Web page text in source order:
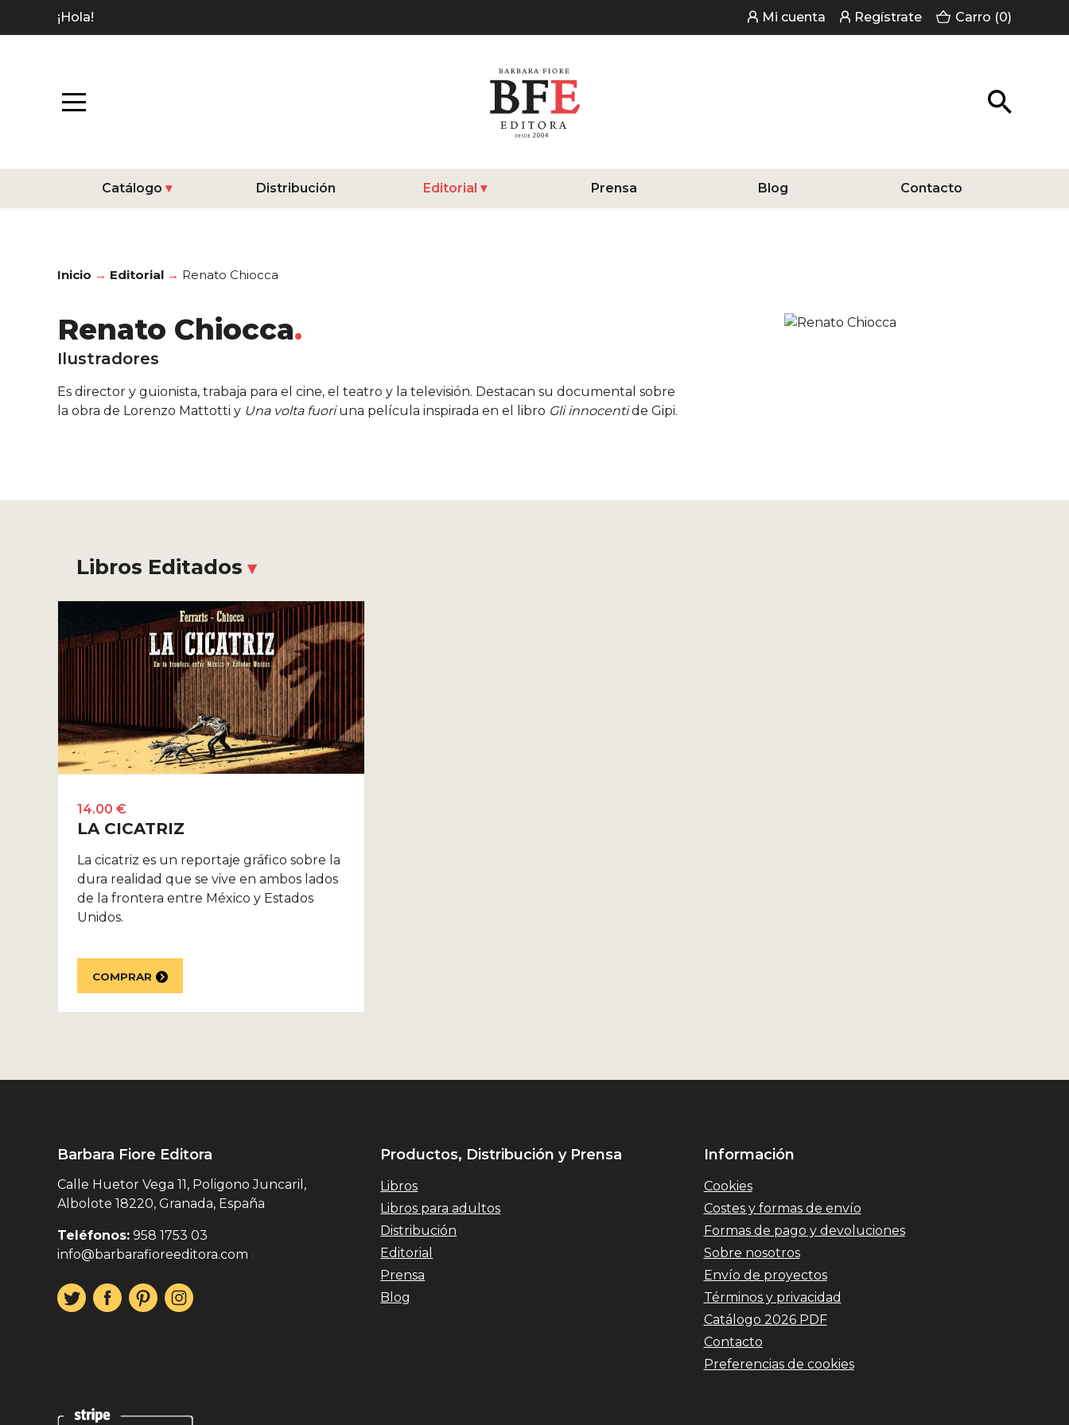
¡Hola! Mi cuenta Regístrate Carro (0)
Catálogo Distribución Editorial Prensa Blog Contacto
Inicio Editorial Renato Chiocca
Renato Chiocca
Ilustradores
Es director y guionista, trabaja para el cine, el teatro y la televisión. Destacan su documental sobre
la obra de Lorenzo Mattotti y Una volta fuoriuna película inspirada en el libro Gli innocentide Gipi.
Libros Editados
14.00 €
LA CICATRIZ
La cicatriz es un reportaje gráfico sobre la
dura realidad que se vive en ambos lados
de la frontera entre México y Estados
Unidos.
COMPRAR
Barbara Fiore Editora
Calle Huetor Vega 11, Poligono Juncaril,
Albolote 18220, Granada, España
Teléfonos: 958 1753 03
info@barbarafioreeditora.com
Productos, Distribución y Prensa
Libros
Libros para adultos
Distribución
Editorial
Prensa
Blog
Información
Cookies
Costes y formas de envío
Formas de pago y devoluciones
Sobre nosotros
Envío de proyectos
Términos y privacidad
Catálogo 2026 PDF
Contacto
Preferencias de cookies